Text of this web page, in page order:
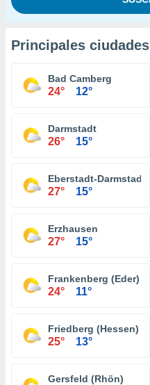
Principales ciudades
Bad Camberg
24° 12°
Darmstadt
26° 15°
Eberstadt-Darmstadt
27° 15°
Erzhausen
27° 15°
Frankenberg (Eder)
24° 11°
Friedberg (Hessen)
25° 13°
Gersfeld (Rhön)